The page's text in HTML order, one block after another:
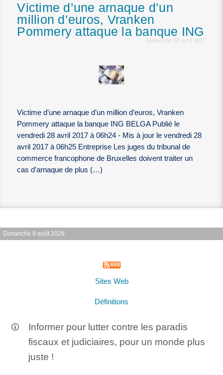
Victime d’une arnaque d’un
million d’euros, Vranken
Pommery attaque la banque ING
Dimanche 30 avril 2017
Victime d’une arnaque d’un million d’euros, Vranken
Pommery attaque la banque ING BELGA Publié le
vendredi 28 avril 2017 à 06h24 - Mis à jour le vendredi 28
avril 2017 à 06h25 Entreprise Les juges du tribunal de
commerce francophone de Bruxelles doivent traiter un
cas d’arnaque de plus (…)
Dimanche 9 août 2026
Sites Web
Définitions
Informer pour lutter contre les paradis
fiscaux et judiciaires, pour un monde plus
juste !